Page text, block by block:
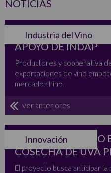
NOTICIAS
Industria del Vino
VINOS DEL ITATA
APOYO DE INDAP
Productores y cooperativa
exportaciones de vino
mercado chino.
ver anteriores
Innovación
MODELO CHILENO
COSECHA DE UVA
El proyecto busca anticipar